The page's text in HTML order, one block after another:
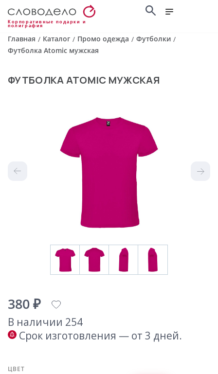
Корпоративные подарки и
полиграфия
Главная / Каталог / Промо одежда / Футболки /
Футболка Atomic мужская
ФУТБОЛКА ATOMIC МУЖСКАЯ
380 ₽
В наличии 254
Срок изготовления — от 3 дней.
ЦВЕТ